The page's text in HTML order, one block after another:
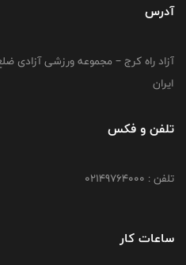
آدرس
آزاد راه کرج – مجموعه ورزشی آزادی
ایران
تلفن و فکس
تلفن : 02149764000
ساعات کار